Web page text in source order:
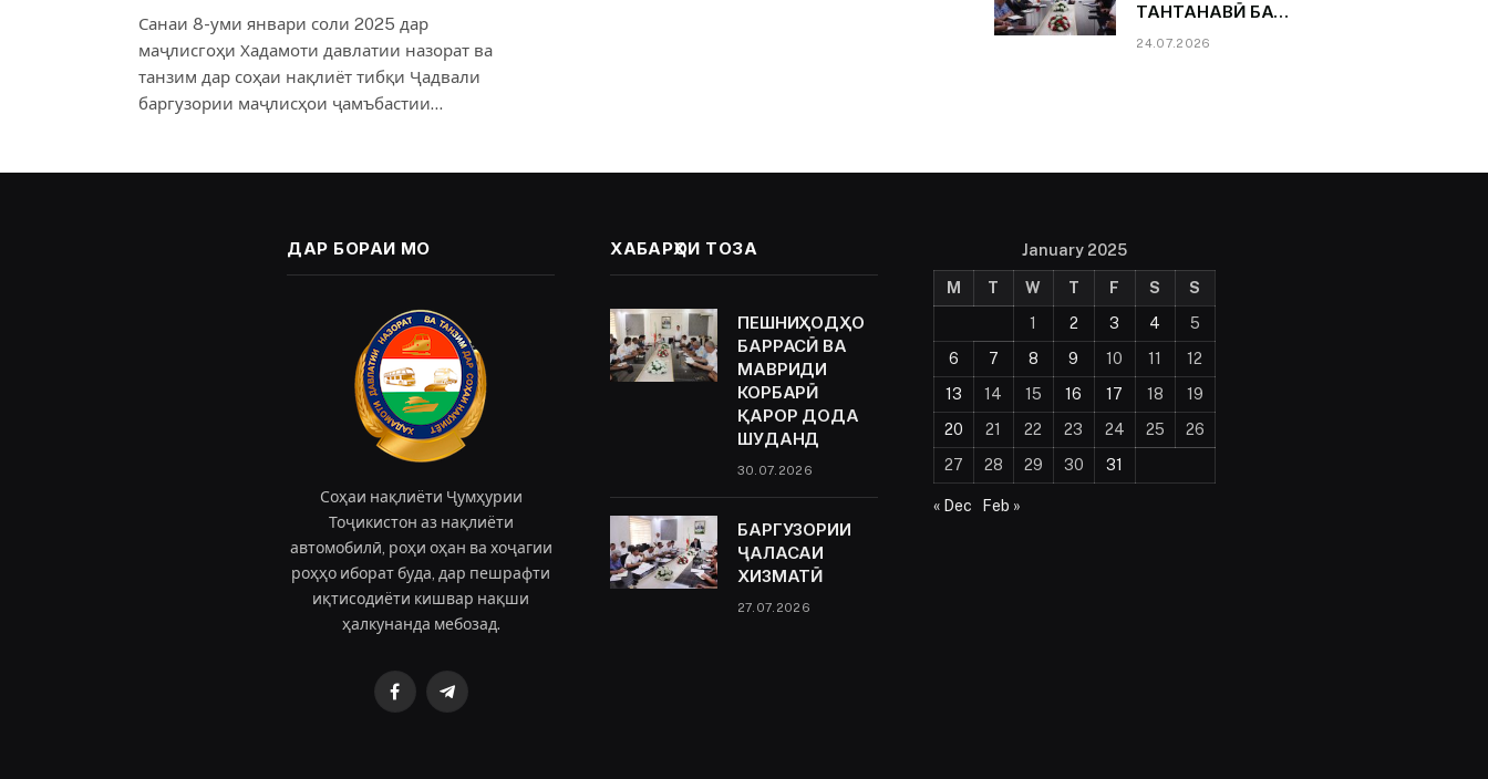
Санаи 8-уми январи соли 2025 дар
маҷлисгоҳи Хадамоти давлатии назорат ва
танзим дар соҳаи нақлиёт тибқи Ҷадвали
баргузории маҷлисҳои ҷамъбастии…
ТАНТАНАВӢ БА
ИФТИХОРИ РӮЗИ
24.07.2026
ДАР БОРАИ МО
Соҳаи нақлиёти Ҷумҳурии
Тоҷикистон аз нақлиёти
автомобилӣ, роҳи оҳан ва хоҷагии
роҳҳо иборат буда, дар пешрафти
иқтисодиёти кишвар нақши
ҳалкунанда мебозад.
FacebookTelegram
ХАБАРҲОИ ТОЗА
ПЕШНИҲОДҲО
БАРРАСӢ ВА
МАВРИДИ
КОРБАРӢ
ҚАРОР ДОДА
ШУДАНД
30.07.2026
БАРГУЗОРИИ
ҶАЛАСАИ
ХИЗМАТӢ
27.07.2026
January 2025
M T W T F S
S
1
2 3 4
5
6
7 8 9 10 11
12
13
14 15 16 17 18
19
20
21 22 23 24 25
26
27
28 29 30 31
« Dec Feb »